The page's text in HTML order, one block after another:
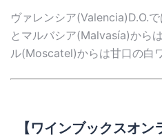
ヴァレンシア(Valencia)D.O.
とマルバシア(Malvasía)から
ル(Moscatel)からは甘口の白
【ワインブックスオ